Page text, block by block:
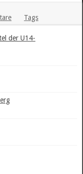
Tags
der U14-